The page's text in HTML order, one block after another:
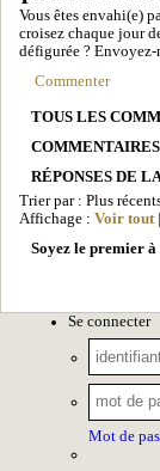
Vous êtes envahi(e)
croisez chaque jour
défigurée ? Envoyez-
Commenter
TOUS LES
RÉPONSES DE
Trier par : Plus
Affichage : Voir tout
Soyez le premier
Se connecter
Mot de